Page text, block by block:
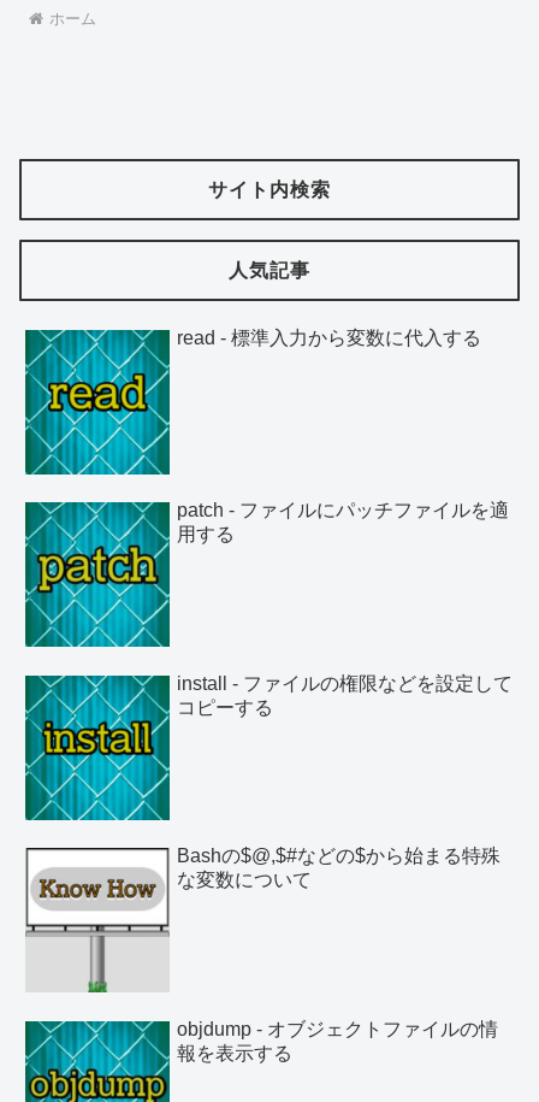
ホーム
サイト内検索
人気記事
read - 標準入力から変数に代入する
patch - ファイルにパッチファイルを適
用する
install - ファイルの権限などを設定して
コピーする
Bashの$@,$#などの$から始まる特殊
な変数について
objdump - オブジェクトファイルの情
報を表示する